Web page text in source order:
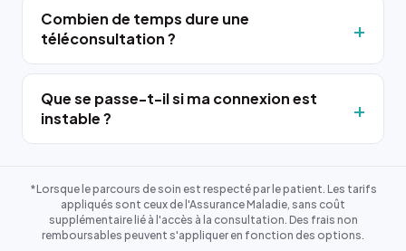
Combien de temps dure une
téléconsultation ?
Que se passe-t-il si ma connexion est
instable ?
*Lorsque le parcours de soin est respecté par le patient. Les tarifs
appliqués sont ceux de l'Assurance Maladie, sans coût
supplémentaire lié à l'accès à la consultation. Des frais non
remboursables peuvent s'appliquer en fonction des options.